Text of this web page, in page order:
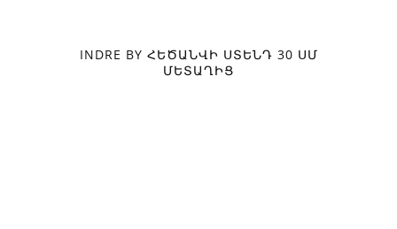
INDRE BY ՀԵԾԱՆՎԻ ՍՏԵՆԴ 30 ՍՄ
ՄԵՏԱՂԻՑ